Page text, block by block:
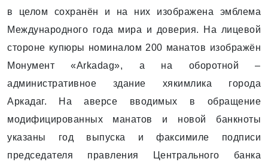
в целом сохранён и на них изображена эмблема
Международного года мира и доверия. На лицевой
стороне купюры номиналом 200 манатов изображён
Монумент «Arkadag», а на оборотной –
административное здание хякимлика города
Аркадаг. На аверсе вводимых в обращение
модифицированных манатов и новой банкноты
указаны год выпуска и факсимиле ­подписи
председателя правления Центрального банка